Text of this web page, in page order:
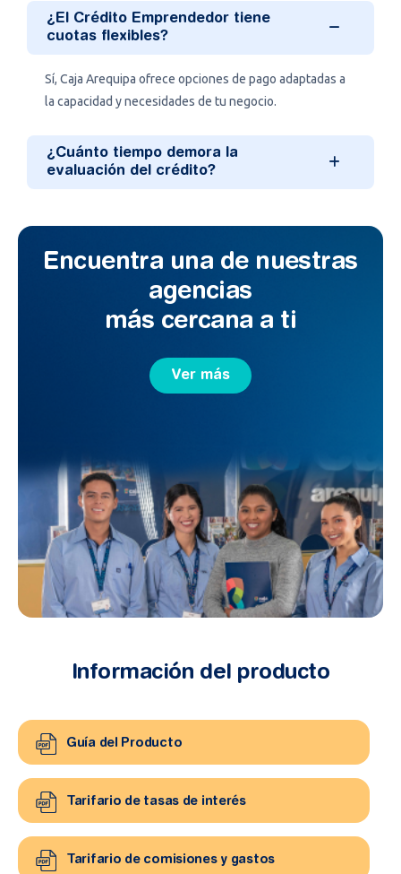
¿El Crédito Emprendedor tiene
cuotas flexibles?
Sí, Caja Arequipa ofrece opciones de pago adaptadas a
la capacidad y necesidades de tu negocio.
¿Cuánto tiempo demora la
evaluación del crédito?
Encuentra una de nuestras
agencias
más cercana a ti
Ver más
Información del producto
Guía del Producto
Tarifario de tasas de interés
Tarifario de comisiones y gastos